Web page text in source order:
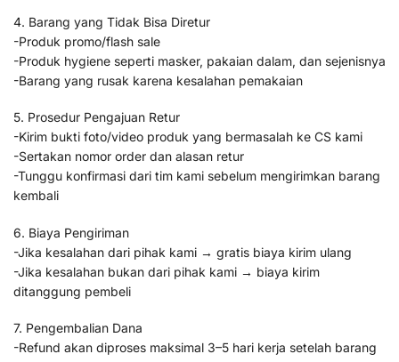
4. Barang yang Tidak Bisa Diretur
-Produk promo/flash sale
-Produk hygiene seperti masker, pakaian dalam, dan sejenisnya
-Barang yang rusak karena kesalahan pemakaian
5. Prosedur Pengajuan Retur
-Kirim bukti foto/video produk yang bermasalah ke CS kami
-Sertakan nomor order dan alasan retur
-Tunggu konfirmasi dari tim kami sebelum mengirimkan barang
kembali
6. Biaya Pengiriman
-Jika kesalahan dari pihak kami → gratis biaya kirim ulang
-Jika kesalahan bukan dari pihak kami → biaya kirim
ditanggung pembeli
7. Pengembalian Dana
-Refund akan diproses maksimal 3–5 hari kerja setelah barang